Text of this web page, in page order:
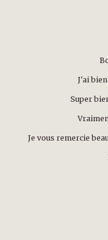
J'ai
Super
Je vous remercie